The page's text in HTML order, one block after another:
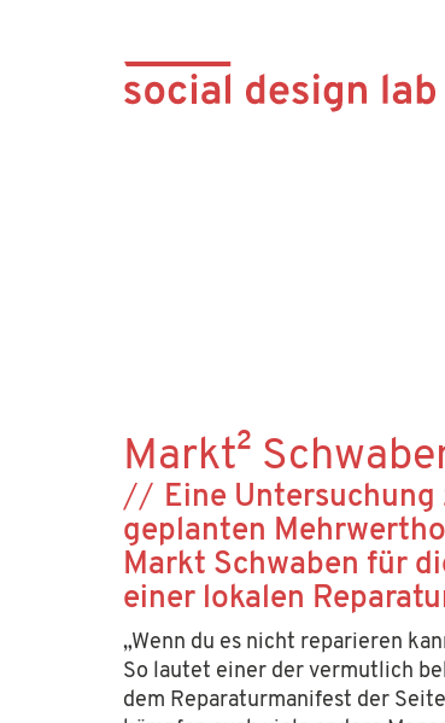
Markt²
Eine
geplanten
Markt Schwaben für
einer lokalen
„Wenn du es nicht reparieren
So lautet einer der vermutlich
dem Reparaturmanifest der